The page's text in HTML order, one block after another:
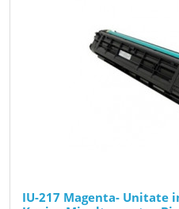
IU-217 Magenta- Unitate